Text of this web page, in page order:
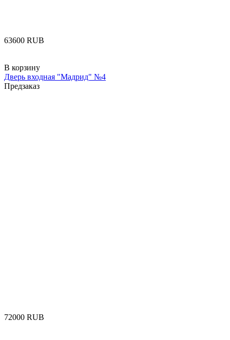
‍63600‍ RUB
В корзину
Дверь входная "Мадрид" №4
Предзаказ
‍72000‍ RUB